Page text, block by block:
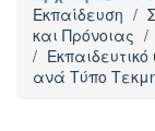
Εκπαίδευση /
και Πρόνοιας /
/ Εκπαιδευτικό
ανά Τύπο